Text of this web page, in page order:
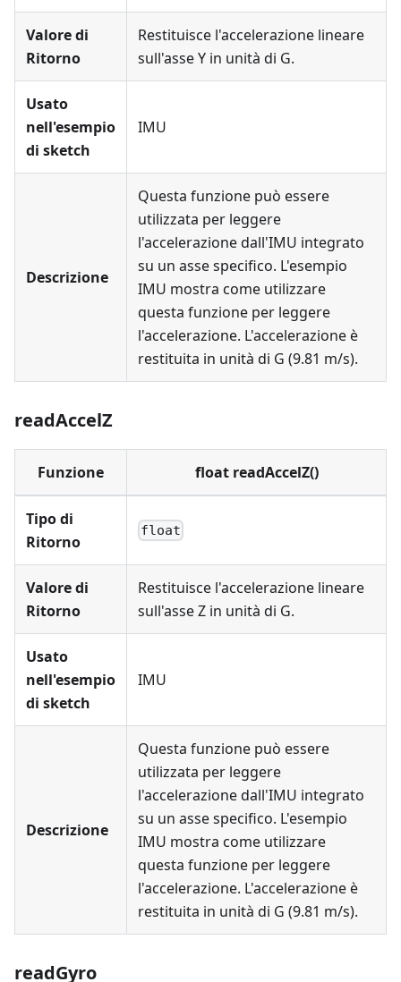
Valore di
Ritorno
Restituisce l'accelerazione lineare
sull'asse Y in unità di G.
Usato
nell'esempio
di sketch
IMU
Descrizione
Questa funzione può essere
utilizzata per leggere
l'accelerazione dall'IMU integrato
su un asse specifico. L'esempio
IMU mostra come utilizzare
questa funzione per leggere
l'accelerazione. L'accelerazione è
restituita in unità di G (9.81 m/s).
readAccelZ
Funzione float readAccelZ()
Tipo di
Ritorno
float
Valore di
Ritorno
Restituisce l'accelerazione lineare
sull'asse Z in unità di G.
Usato
nell'esempio
di sketch
IMU
Descrizione
Questa funzione può essere
utilizzata per leggere
l'accelerazione dall'IMU integrato
su un asse specifico. L'esempio
IMU mostra come utilizzare
questa funzione per leggere
l'accelerazione. L'accelerazione è
restituita in unità di G (9.81 m/s).
readGyro